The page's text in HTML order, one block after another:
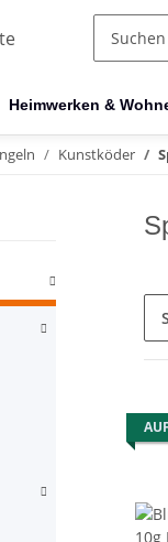
Heimwerken &
Kunstköder